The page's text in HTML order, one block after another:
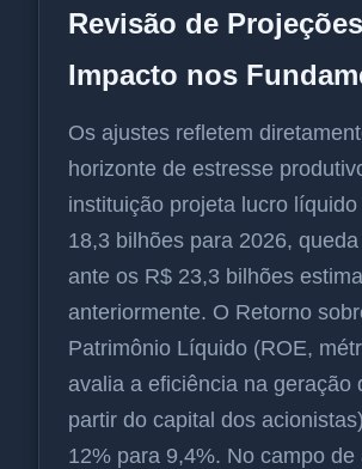
Revisão de
Impacto nos
Os ajustes refletem
horizonte de estresse
instituição projeta lucro
18,3 bilhões para 2026,
ante os R$ 23,3 bilhões
anteriormente. O Retorno
Patrimônio Líquido (ROE,
avalia a eficiência na geração
partir do capital dos
12% para 9,4%. No campo de